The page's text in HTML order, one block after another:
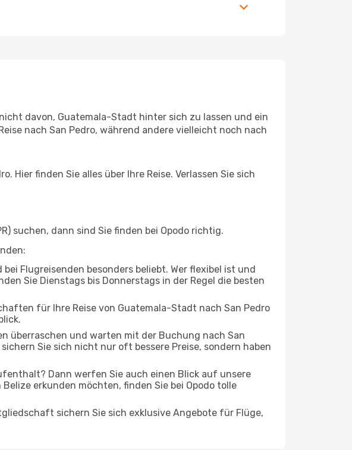
davon, Guatemala-Stadt hinter sich zu lassen und ein
nach San Pedro, während andere vielleicht noch nach
Hier finden Sie alles über Ihre Reise. Verlassen Sie sich
suchen, dann sind Sie finden bei Opodo richtig.
Flugreisenden besonders beliebt. Wer flexibel ist und
Sie Dienstags bis Donnerstags in der Regel die besten
für Ihre Reise von Guatemala-Stadt nach San Pedro
überraschen und warten mit der Buchung nach San
Sie sich nicht nur oft bessere Preise, sondern haben
Dann werfen Sie auch einen Blick auf unsere
erkunden möchten, finden Sie bei Opodo tolle
sichern Sie sich exklusive Angebote für Flüge,